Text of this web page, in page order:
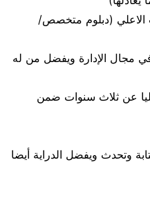
الاعلي (دبلوم متخصص/
مجال الإدارة ويفضل من له
عن ثلاث سنوات ضمن
وتحدث ويفضل الدراية أيضا